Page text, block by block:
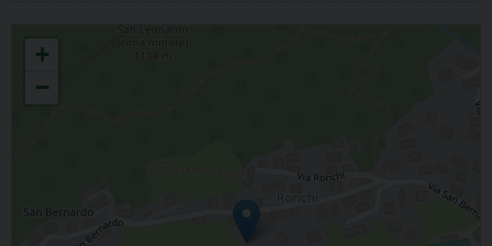
CASTIONE DELLA P. S.ALESSANDRO MARTIRE
+
−